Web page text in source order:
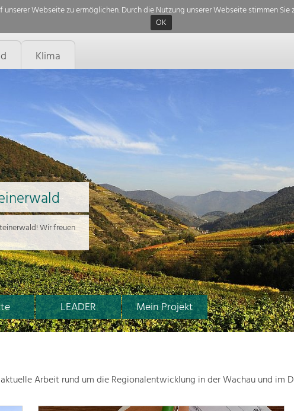
Webseite zu ermöglichen. Durch die Nutzung unserer Webseite stimmen
OK
Klima
LEADER Mein Projekt
Wir freuen
Arbeit rund um die Regionalentwicklung in der Wachau und im